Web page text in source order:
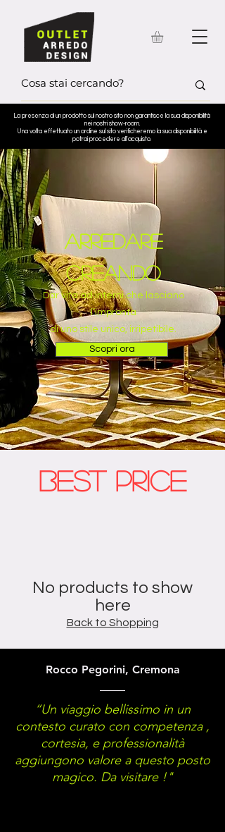
La presenza di un prodotto sul nostro sito non garantisce la sua disponibilità
nei nostri show-room.
Una volta effettuato un ordine sul sito verificheremo la sua disponibilità e
potrai procedere all'acquisto.
ARREDARE
CREANDO
Dar vita ad interni che lasciano
l’impronta
di uno stile unico, irripetibile.
Scopri ora
BEST PRICE
No products to show
here
Back to Shopping
Rocco Pegorini, Cremona
“Un viaggio bellissimo in un
contesto curato con competenza ,
cortesia, e professionalità
aggiungono valore a questo posto
magico. Da visitare !"